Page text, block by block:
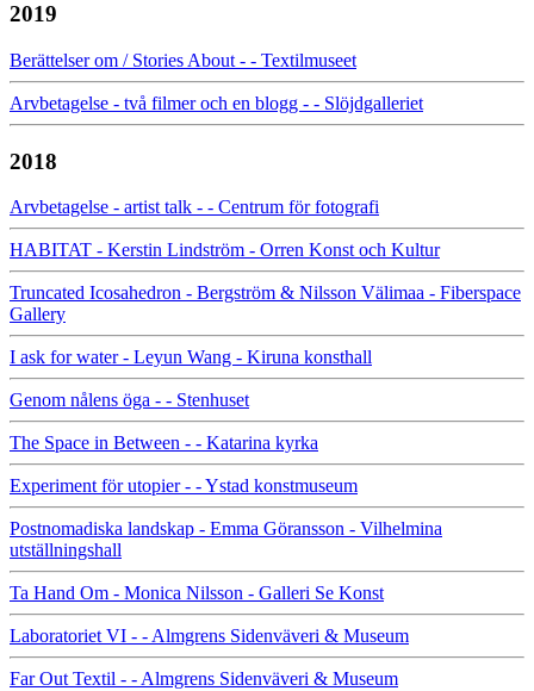
2019
Berättelser om / Stories About - - Textilmuseet
Arvbetagelse - två filmer och en blogg - - Slöjdgalleriet
2018
Arvbetagelse - artist talk - - Centrum för fotografi
HABITAT - Kerstin Lindström - Orren Konst och Kultur
Truncated Icosahedron - Bergström & Nilsson Välimaa - Fiberspace
Gallery
I ask for water - Leyun Wang - Kiruna konsthall
Genom nålens öga - - Stenhuset
The Space in Between - - Katarina kyrka
Experiment för utopier - - Ystad konstmuseum
Postnomadiska landskap - Emma Göransson - Vilhelmina
utställningshall
Ta Hand Om - Monica Nilsson - Galleri Se Konst
Laboratoriet VI - - Almgrens Sidenväveri & Museum
Far Out Textil - - Almgrens Sidenväveri & Museum